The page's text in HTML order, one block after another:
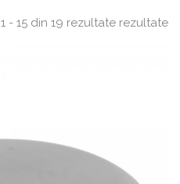
1 - 15 din 19 rezultate rezultate